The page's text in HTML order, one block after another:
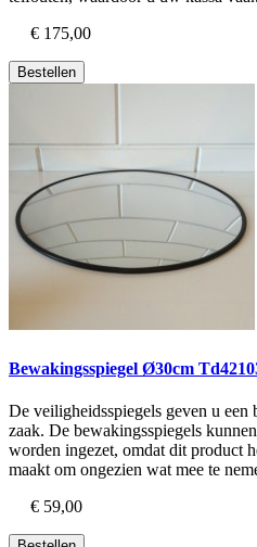
€ 175,00
Bestellen
Bewakingsspiegel Ø30cm
De veiligheidsspiegels geven u
zaak. De bewakingsspiegels
worden ingezet, omdat dit product
maakt om ongezien wat mee te
€ 59,00